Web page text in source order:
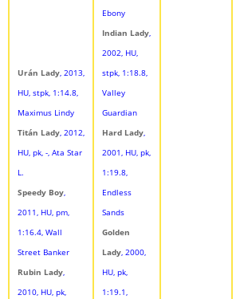
Urán Lady, 2013,
HU, stpk, 1:14.8,
Maximus Lindy
Titán Lady, 2012,
HU, pk, -, Ata Star
L.
Speedy Boy,
2011, HU, pm,
1:16.4, Wall
Street Banker
Rubin Lady,
2010, HU, pk,
Ebony
Indian Lady,
2002, HU,
stpk, 1:18.8,
Valley
Guardian
Hard Lady,
2001, HU, pk,
1:19.8,
Endless
Sands
Golden
Lady, 2000,
HU, pk,
1:19.1,